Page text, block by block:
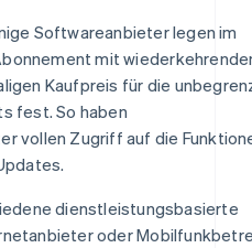
Softwareanbieter legen im
mit
Kaufpreis für die
fest. So haben
vollen Zugriff auf die
dienstleistungsbasierte
oder